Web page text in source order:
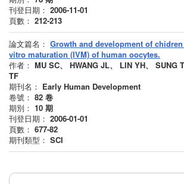
刊登日期： 2006-11-01
頁數： 212-213
論文篇名： Growth and development of
vitro maturation (IVM) of human oocytes.
作者： MU SC、 HWANG JL、 LIN YH、 SUNG
TF
期刊名： Early Human Development
卷號： 82 卷
期別： 10 期
刊登日期： 2006-01-01
頁數： 677-82
期刊類型： SCI